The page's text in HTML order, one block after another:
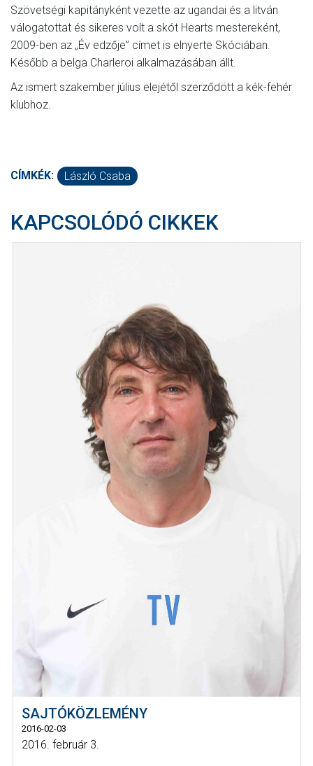
Szövetségi kapitányként vezette az ugandai és a litván
válogatottat és sikeres volt a skót Hearts mestereként,
2009-ben az „Év edzője” címet is elnyerte Skóciában.
Később a belga Charleroi alkalmazásában állt.
Az ismert szakember július elejétől szerződött a kék-fehér
klubhoz.
CÍMKÉK: László Csaba
KAPCSOLÓDÓ CIKKEK
SAJTÓKÖZLEMÉNY
2016-02-03
2016. február 3.